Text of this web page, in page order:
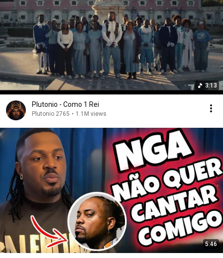
3:13
Plutonio - Como 1 Rei
Plutonio 2765 • 1.1M views
5:46